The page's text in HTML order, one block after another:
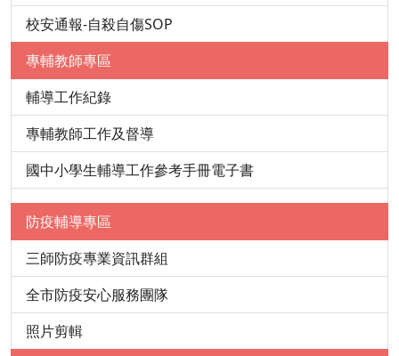
校安通報-自殺自傷SOP
專輔教師專區
輔導工作紀錄
專輔教師工作及督導
國中小學生輔導工作參考手冊電子書
防疫輔導專區
三師防疫專業資訊群組
全市防疫安心服務團隊
照片剪輯